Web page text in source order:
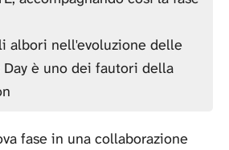
albori nell'evoluzione delle
è uno dei fautori della
fase in una collaborazione